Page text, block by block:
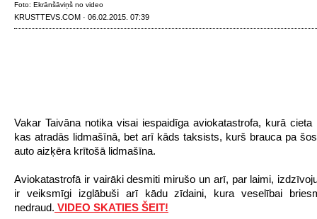
Foto: Ekrānšāviņš no video
KRUSTTEVS.COM · 06.02.2015. 07:39
Vakar Taivāna notika visai iespaidīga aviokatastrofa, kurā cieta
kas atradās lidmašīnā, bet arī kāds taksists, kurš brauca pa
auto aizķēra krītošā lidmašīna.
Aviokatastrofā ir vairāki desmiti mirušo un arī, par laimi,
ir veiksmīgi izglābuši arī kādu zīdaini, kura veselībai
nedraud. VIDEO SKATIES ŠEIT!